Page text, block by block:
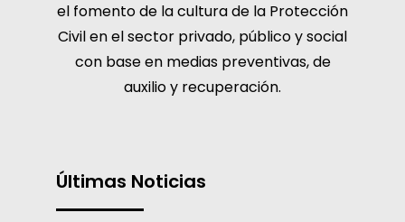
el fomento de la cultura de la Protección
Civil en el sector privado, público y social
con base en medias preventivas, de
auxilio y recuperación.
Últimas Noticias